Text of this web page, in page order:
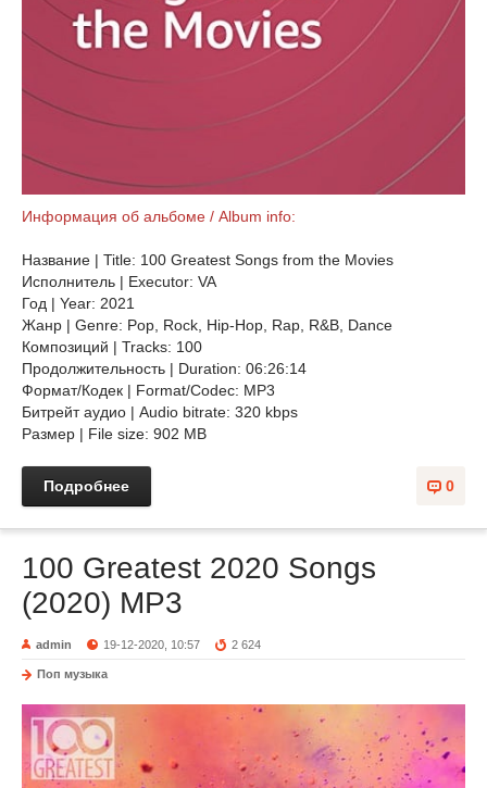
Информация об альбоме / Album info:
Название | Title: 100 Greatest Songs from the Movies
Исполнитель | Executor: VA
Год | Year: 2021
Жанр | Genre: Pop, Rock, Hip-Hop, Rap, R&B, Dance
Композиций | Tracks: 100
Продолжительность | Duration: 06:26:14
Формат/Кодек | Format/Codec: MP3
Битрейт аудио | Audio bitrate: 320 kbps
Размер | File size: 902 MB
0
Подробнее
100 Greatest 2020 Songs
(2020) MP3
admin 19-12-2020, 10:57 2 624
Поп музыка